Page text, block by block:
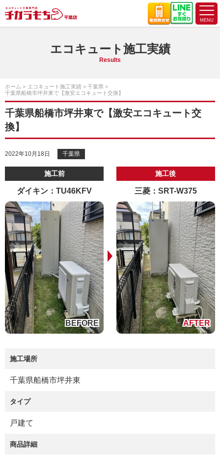
エコキュート施工実績
Results
ホーム エコキュート施工実績
千葉県
千葉県船橋市坪井東で【激安エコキュート交換】
千葉県船橋市坪井東で【激安エコキュート交
換】
2022年10月18日 千葉県
施工前
ダイキン：TU46KFV
施工後
三菱：SRT-W375
施工場所
千葉県船橋市坪井東
タイプ
戸建て
商品詳細